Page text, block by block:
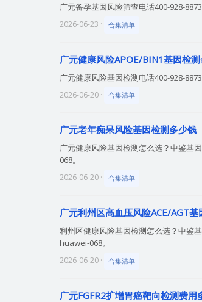
广元备孕基因风险筛查电话400-928-
2026-06-23 · 合集清单
广元健康风险APOE/BIN1基因检测
广元健康风险基因检测电话400-928-
2026-06-20 · 合集清单
广元老年痴呆风险基因检测多少钱
广元健康风险基因检测怎么选？中鉴基
068。
2026-06-20 · 合集清单
广元利州区高血压风险ACE/AGT
利州区健康风险基因检测怎么选？中鉴
huawei-068。
2026-06-20 · 合集清单
广元FGFR2扩增胃癌靶向检测费